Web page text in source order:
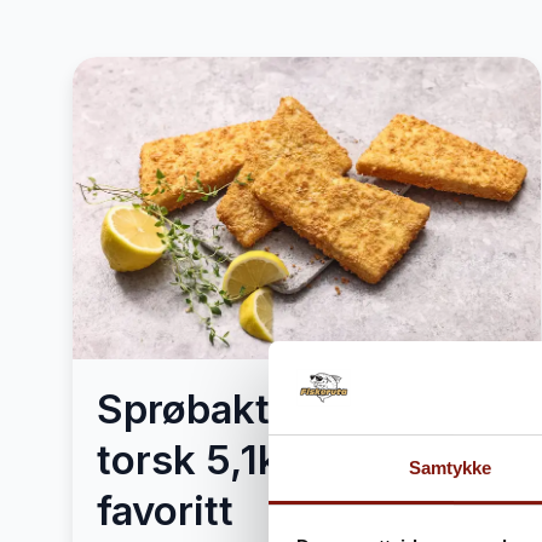
Samtykke
Sprøbakt Luksus
torsk 5,1kg – Mors
favoritt